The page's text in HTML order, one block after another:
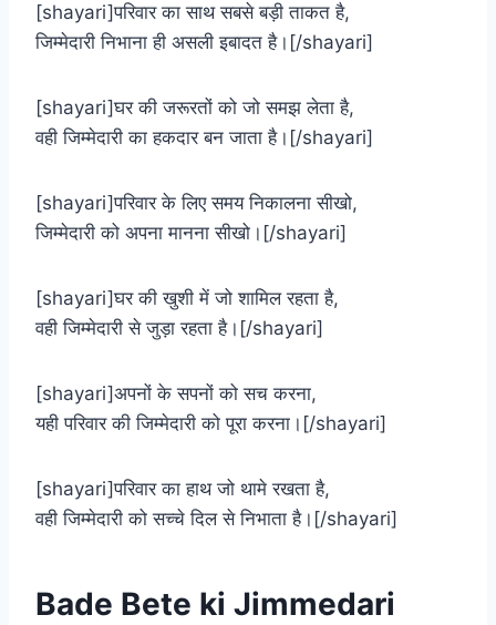
[shayari]परिवार का साथ सबसे बड़ी ताकत है,
जिम्मेदारी निभाना ही असली इबादत है।[/shayari]
[shayari]घर की जरूरतों को जो समझ लेता है,
वही जिम्मेदारी का हकदार बन जाता है।[/shayari]
[shayari]परिवार के लिए समय निकालना सीखो,
जिम्मेदारी को अपना मानना सीखो।[/shayari]
[shayari]घर की खुशी में जो शामिल रहता है,
वही जिम्मेदारी से जुड़ा रहता है।[/shayari]
[shayari]अपनों के सपनों को सच करना,
यही परिवार की जिम्मेदारी को पूरा करना।[/shayari]
[shayari]परिवार का हाथ जो थामे रखता है,
वही जिम्मेदारी को सच्चे दिल से निभाता है।[/shayari]
Bade Bete ki Jimmedari